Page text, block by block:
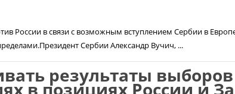
России в связи с возможным вступлением Сербии в
Сербии Александр Вучич, ...
результаты
в позициях России и